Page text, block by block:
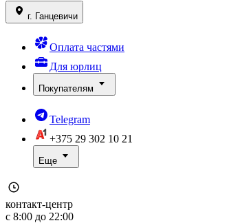
г. Ганцевичи
Оплата частями
Для юрлиц
Покупателям
Telegram
+375 29 302 10 21
Еще
контакт-центр
с 8:00 до 22:00